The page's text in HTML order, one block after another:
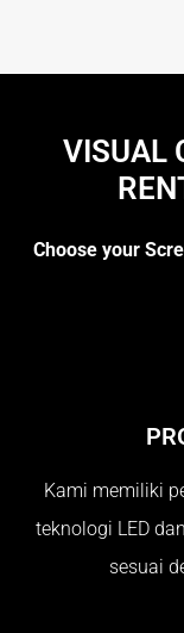
VISUAL
Choose your
Kami memiliki
teknologi LED
sesuai